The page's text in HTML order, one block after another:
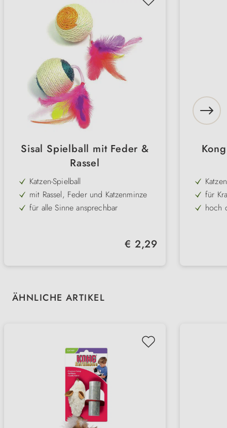
Sisal Spielball mit Feder &
Rassel
Katzen-Spielball
mit Rassel, Feder und Katzenminze
für alle Sinne ansprechbar
Regulärer Preis:
€ 2,29
für
hoch
Produktgalerie überspringen
ÄHNLICHE ARTIKEL